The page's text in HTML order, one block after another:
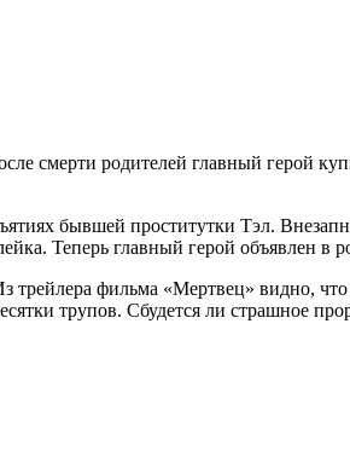
смерти родителей главный герой
бывшей проститутки Тэл.
Теперь главный герой объявлен в
трейлера фильма «Мертвец» видно,
трупов. Сбудется ли страшное